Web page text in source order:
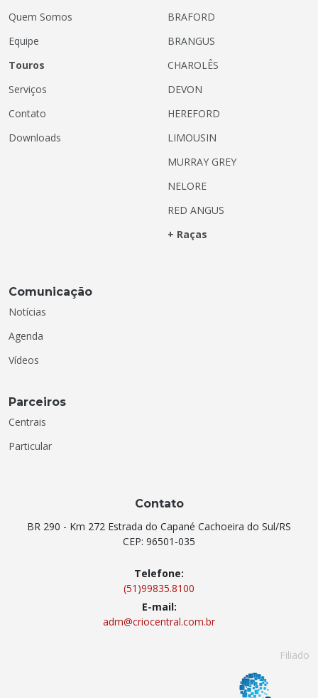
Quem Somos
Equipe
Touros
Serviços
Contato
Downloads
BRAFORD
BRANGUS
CHAROLÊS
DEVON
HEREFORD
LIMOUSIN
MURRAY GREY
NELORE
RED ANGUS
+ Raças
Comunicação
Notícias
Agenda
Vídeos
Parceiros
Centrais
Particular
Contato
BR 290 - Km 272 Estrada do Capané Cachoeira do Sul/RS
CEP: 96501-035
Telefone:
(51)99835.8100
E-mail:
adm@criocentral.com.br
Filiado